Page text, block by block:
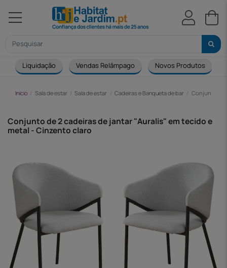
Liquidação Vendas Relâmpago Novos Produtos
Início Sala de estar Sala de estar Cadeiras e Banqueta de bar Conjunto de
Conjunto de 2 cadeiras de jantar "Auralis" em tecido e
metal - Cinzento claro
-38,00 €